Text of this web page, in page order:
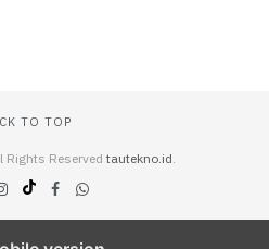
TO TOP
Rights Reserved tautekno.id.